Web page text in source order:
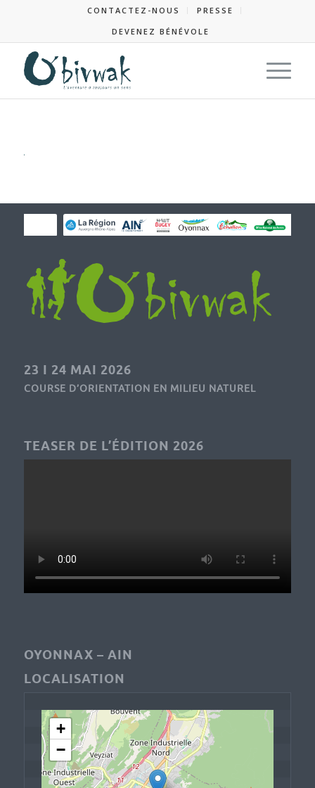
CONTACTEZ-NOUS
PRESSE
DEVENEZ BÉNÉVOLE
23 I 24 MAI 2026
COURSE D’ORIENTATION EN MILIEU NATUREL
TEASER DE L’ÉDITION 2026
OYONNAX – AIN
LOCALISATION
+
−